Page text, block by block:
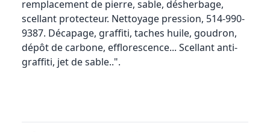
remplacement de pierre, sable, désherbage,
scellant protecteur. Nettoyage pression, 514-990-
9387. Décapage, graffiti, taches huile, goudron,
dépôt de carbone, efflorescence... Scellant anti-
graffiti, jet de sable..".